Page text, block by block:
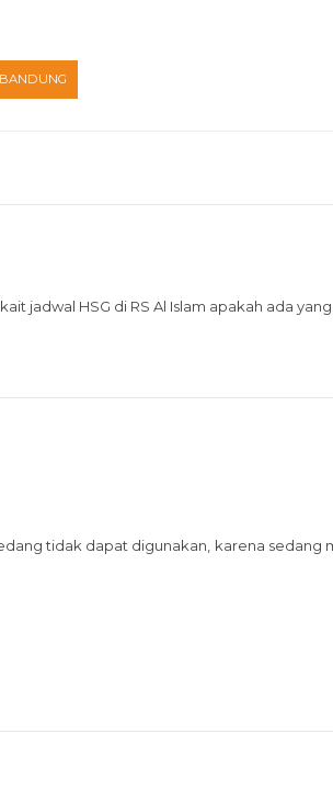
jadwal HSG di RS Al Islam apakah ada
tidak dapat digunakan, karena